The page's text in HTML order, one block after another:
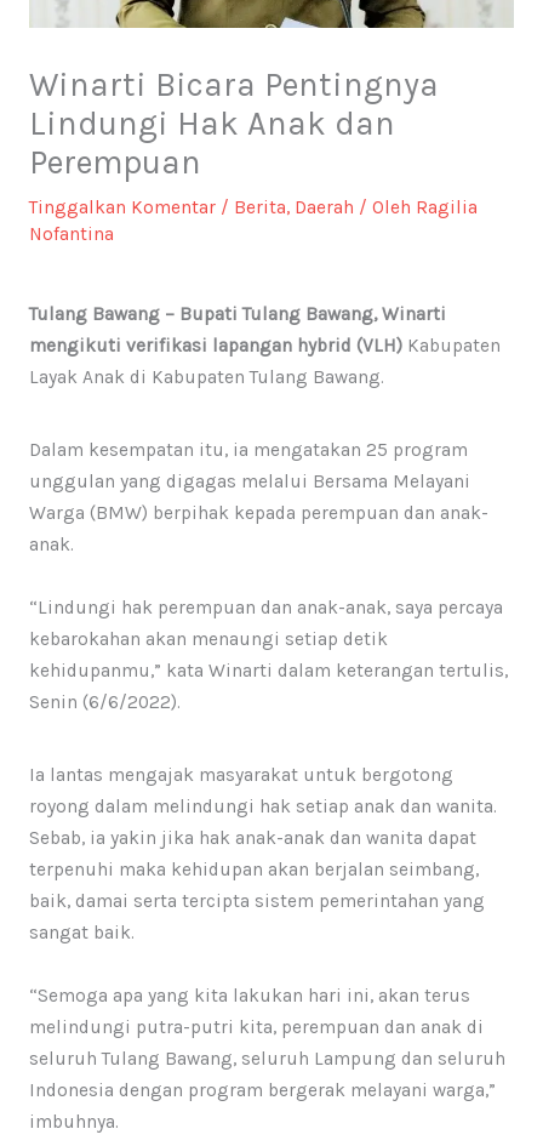
Winarti Bicara Pentingnya
Lindungi Hak Anak dan
Perempuan
Tinggalkan Komentar / Berita, Daerah / Oleh Ragilia
Nofantina
Tulang Bawang – Bupati Tulang Bawang, Winarti
mengikuti verifikasi lapangan hybrid (VLH) Kabupaten
Layak Anak di Kabupaten Tulang Bawang.
Dalam kesempatan itu, ia mengatakan 25 program
unggulan yang digagas melalui Bersama Melayani
Warga (BMW) berpihak kepada perempuan dan anak-
anak.
“Lindungi hak perempuan dan anak-anak, saya percaya
kebarokahan akan menaungi setiap detik
kehidupanmu,” kata Winarti dalam keterangan tertulis,
Senin (6/6/2022).
Ia lantas mengajak masyarakat untuk bergotong
royong dalam melindungi hak setiap anak dan wanita.
Sebab, ia yakin jika hak anak-anak dan wanita dapat
terpenuhi maka kehidupan akan berjalan seimbang,
baik, damai serta tercipta sistem pemerintahan yang
sangat baik.
“Semoga apa yang kita lakukan hari ini, akan terus
melindungi putra-putri kita, perempuan dan anak di
seluruh Tulang Bawang, seluruh Lampung dan seluruh
Indonesia dengan program bergerak melayani warga,”
imbuhnya.